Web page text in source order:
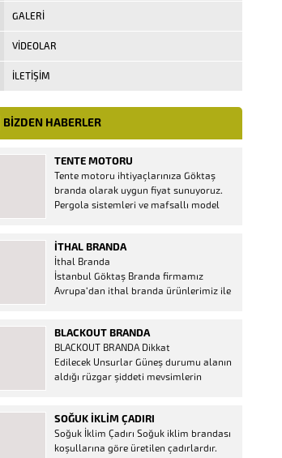
GALERİ
VIDEOLAR
İLETİŞİM
BİZDEN HABERLER
TENTE MOTORU
Tente motoru ihtiyaçlarınıza Göktaş
branda olarak uygun fiyat sunuyoruz.
Pergola sistemleri ve mafsallı model
mevcuttur. Kumanda ve diğer aparatlar
firmamızda mevcuttur.
İTHAL BRANDA
İthal Branda
İstanbul Göktaş Branda firmamız
Avrupa’dan ithal branda ürünlerimiz ile
Ürün Al dükkanı ürünleri peşin fiyatına
bol taksitle Göktaş Branda Çeşitleri
Adresinde, 1.kalite ithal ürün ne demek
Brandacı sektöründe faaliyet gösteren,
BLACKOUT BRANDA
BLACKOUT BRANDA Dikkat
Edilecek Unsurlar Güneş durumu alanın
aldığı rüzgar şiddeti mevsimlerin
düşünmeniz gereken bir kaç faktörden
biridir. Türkiye’nin lider Branda markası
Göktaş Branda, Hazine ve Maliye Bakanı
SOĞUK İKLIM ÇADIRI
Soğuk İklim Çadırı Soğuk iklim brandası
koşullarına göre üretilen çadırlardır.